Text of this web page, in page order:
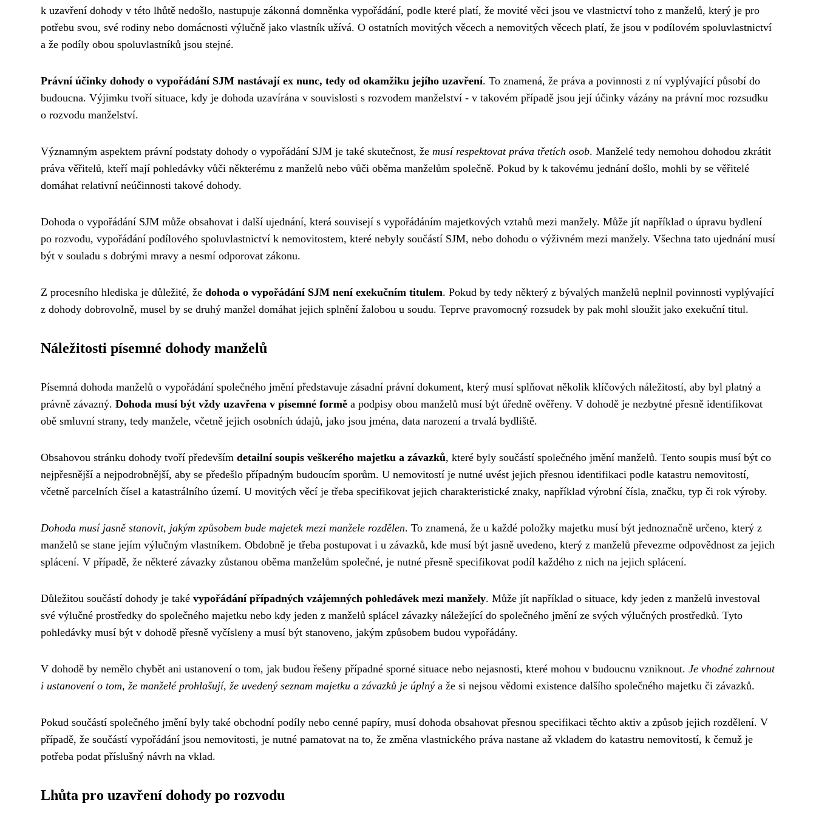
k uzavření dohody v této lhůtě nedošlo, nastupuje zákonná domněnka vypořádání, podle které platí, že movité věci jsou ve vlastnictví toho z manželů, který je pro
potřebu svou, své rodiny nebo domácnosti výlučně jako vlastník užívá. O ostatních movitých věcech a nemovitých věcech platí, že jsou v podílovém spoluvlastnictví
a že podíly obou spoluvlastníků jsou stejné.
Právní účinky dohody o vypořádání SJM nastávají ex nunc, tedy od okamžiku jejího uzavření. To znamená, že práva a povinnosti z ní vyplývající působí do
budoucna. Výjimku tvoří situace, kdy je dohoda uzavírána v souvislosti s rozvodem manželství - v takovém případě jsou její účinky vázány na právní moc rozsudku
o rozvodu manželství.
Významným aspektem právní podstaty dohody o vypořádání SJM je také skutečnost, že musí respektovat práva třetích osob. Manželé tedy nemohou dohodou zkrátit
práva věřitelů, kteří mají pohledávky vůči některému z manželů nebo vůči oběma manželům společně. Pokud by k takovému jednání došlo, mohli by se věřitelé
domáhat relativní neúčinnosti takové dohody.
Dohoda o vypořádání SJM může obsahovat i další ujednání, která souvisejí s vypořádáním majetkových vztahů mezi manžely. Může jít například o úpravu bydlení
po rozvodu, vypořádání podílového spoluvlastnictví k nemovitostem, které nebyly součástí SJM, nebo dohodu o výživném mezi manžely. Všechna tato ujednání musí
být v souladu s dobrými mravy a nesmí odporovat zákonu.
Z procesního hlediska je důležité, že dohoda o vypořádání SJM není exekučním titulem. Pokud by tedy některý z bývalých manželů neplnil povinnosti vyplývající
z dohody dobrovolně, musel by se druhý manžel domáhat jejich splnění žalobou u soudu. Teprve pravomocný rozsudek by pak mohl sloužit jako exekuční titul.
Náležitosti písemné dohody manželů
Písemná dohoda manželů o vypořádání společného jmění představuje zásadní právní dokument, který musí splňovat několik klíčových náležitostí, aby byl platný a
právně závazný. Dohoda musí být vždy uzavřena v písemné formě a podpisy obou manželů musí být úředně ověřeny. V dohodě je nezbytné přesně identifikovat
obě smluvní strany, tedy manžele, včetně jejich osobních údajů, jako jsou jména, data narození a trvalá bydliště.
Obsahovou stránku dohody tvoří především detailní soupis veškerého majetku a závazků, které byly součástí společného jmění manželů. Tento soupis musí být co
nejpřesnější a nejpodrobnější, aby se předešlo případným budoucím sporům. U nemovitostí je nutné uvést jejich přesnou identifikaci podle katastru nemovitostí,
včetně parcelních čísel a katastrálního území. U movitých věcí je třeba specifikovat jejich charakteristické znaky, například výrobní čísla, značku, typ či rok výroby.
Dohoda musí jasně stanovit, jakým způsobem bude majetek mezi manžele rozdělen. To znamená, že u každé položky majetku musí být jednoznačně určeno, který z
manželů se stane jejím výlučným vlastníkem. Obdobně je třeba postupovat i u závazků, kde musí být jasně uvedeno, který z manželů převezme odpovědnost za jejich
splácení. V případě, že některé závazky zůstanou oběma manželům společné, je nutné přesně specifikovat podíl každého z nich na jejich splácení.
Důležitou součástí dohody je také vypořádání případných vzájemných pohledávek mezi manžely. Může jít například o situace, kdy jeden z manželů investoval
své výlučné prostředky do společného majetku nebo kdy jeden z manželů splácel závazky náležející do společného jmění ze svých výlučných prostředků. Tyto
pohledávky musí být v dohodě přesně vyčísleny a musí být stanoveno, jakým způsobem budou vypořádány.
V dohodě by nemělo chybět ani ustanovení o tom, jak budou řešeny případné sporné situace nebo nejasnosti, které mohou v budoucnu vzniknout. Je vhodné zahrnout
i ustanovení o tom, že manželé prohlašují, že uvedený seznam majetku a závazků je úplný a že si nejsou vědomi existence dalšího společného majetku či závazků.
Pokud součástí společného jmění byly také obchodní podíly nebo cenné papíry, musí dohoda obsahovat přesnou specifikaci těchto aktiv a způsob jejich rozdělení. V
případě, že součástí vypořádání jsou nemovitosti, je nutné pamatovat na to, že změna vlastnického práva nastane až vkladem do katastru nemovitostí, k čemuž je
potřeba podat příslušný návrh na vklad.
Lhůta pro uzavření dohody po rozvodu